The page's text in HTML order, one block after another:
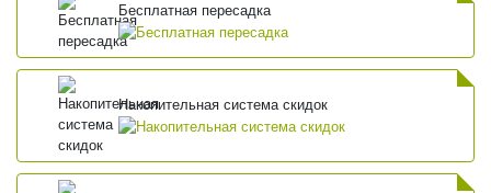
Бесплатная пересадка
Накопительная система скидок